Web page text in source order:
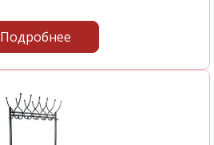
Подробнее